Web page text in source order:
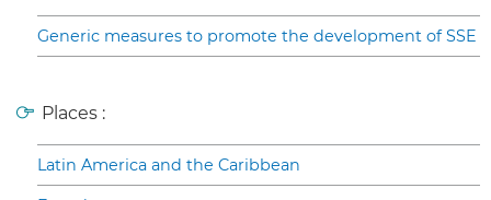
Generic measures to promote the development of SSE
Places :
Latin America and the Caribbean